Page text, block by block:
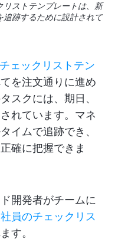
ストテンプレートは、新
追跡するために設計されて
ェックリストテン
を注文通りに進め
スクには、期日、
れています。マネ
イムで追跡でき、
確に把握できま
開発者がチームに
員のチェックリス
す。